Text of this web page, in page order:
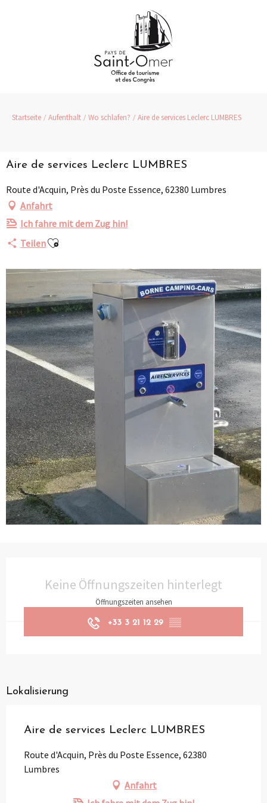
Startseite Aufenthalt Wo schlafen? Aire de services Leclerc LUMBRES
Aire de services Leclerc LUMBRES
Route d'Acquin, Près du Poste Essence, 62380 Lumbres
Anfahrt
Ich fahre mit dem Zug hin!
TeilenAjouter aux favoris
Keine Öffnungszeiten hinterlegt
Öffnungszeiten ansehen
+33 3 21 12 29 ▒▒
Lokalisierung
Aire de services Leclerc LUMBRES
Route d'Acquin, Près du Poste Essence, 62380
Lumbres
Anfahrt